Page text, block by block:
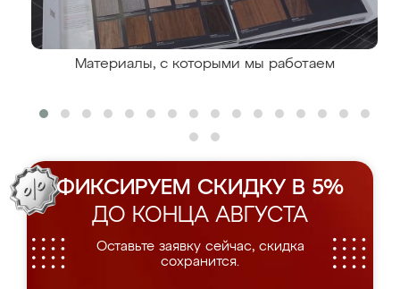
Материалы, с которыми мы работаем
ФИКСИРУЕМ СКИДКУ В 5%
ДО КОНЦА АВГУСТА
Оставьте заявку сейчас, скидка
сохранится.